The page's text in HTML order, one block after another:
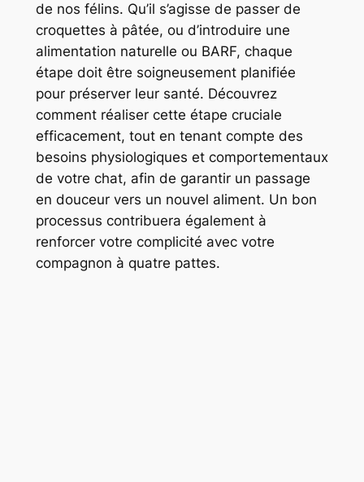
de nos félins. Qu’il s’agisse de passer de
croquettes à pâtée, ou d’introduire une
alimentation naturelle ou BARF, chaque
étape doit être soigneusement planifiée
pour préserver leur santé. Découvrez
comment réaliser cette étape cruciale
efficacement, tout en tenant compte des
besoins physiologiques et comportementaux
de votre chat, afin de garantir un passage
en douceur vers un nouvel aliment. Un bon
processus contribuera également à
renforcer votre complicité avec votre
compagnon à quatre pattes.